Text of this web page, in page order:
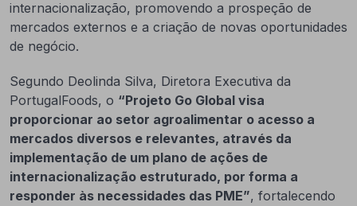
internacionalização, promovendo a prospeção de
mercados externos e a criação de novas oportunidades
de negócio.
Segundo Deolinda Silva, Diretora Executiva da
PortugalFoods, o “Projeto Go Global visa
proporcionar ao setor agroalimentar o acesso a
mercados diversos e relevantes, através da
implementação de um plano de ações de
internacionalização estruturado, por forma a
responder às necessidades das PME”, fortalecendo